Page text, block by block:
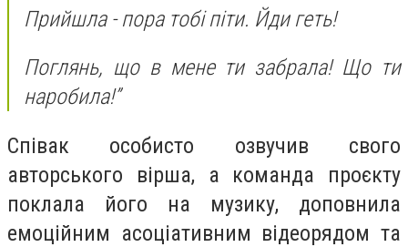
Прийшла - пора тобі піти. Йди геть!
Поглянь, що в мене ти забрала! Що ти
наробила!”
Співак особисто озвучив свого
авторського вірша, а команда проєкту
поклала його на музику, доповнила
емоційним асоціативним відеорядом та